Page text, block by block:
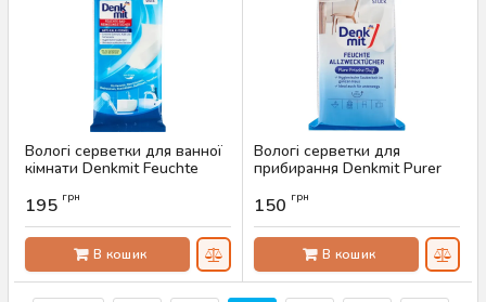
Вологі серветки для ванної
кімнати Denkmit Feuchte
Артикул:
195 грн
В кошик
Вологі серветки для
прибирання Denkmit Purer
Артикул:
150 грн
В кошик